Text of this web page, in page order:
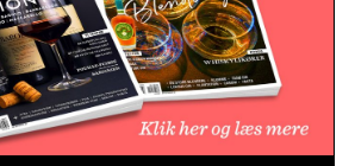
med Campari:
klassiker
drinken Negroni på en bar i Firenze,